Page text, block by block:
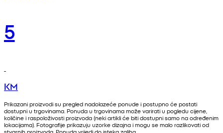
5
KM
Prikazani proizvodi su pregled nadolazeće ponude i postupno će postati
dostupni u trgovinama. Ponuda u trgovinama može varirati u pogledu cijene,
količine i raspoloživosti proizvoda (neki artikli će biti dostupni samo na određenim
lokacijama). Fotografije prikazuju uzorke dizajna i mogu se malo razlikovati od